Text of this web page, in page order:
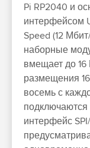
Pi RP2040 и
интерфейсом
Speed (12
наборные
вмещает до 16
размещения
восемь с
подключаются
интерфейс